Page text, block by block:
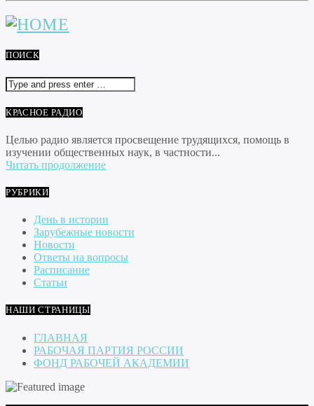
ПОИСК
КРАСНОЕ РАДИО
Целью радио является просвещение трудящихся, помощь в
изучении общественных наук, в частности...
Читать продолжение
РУБРИКИ
День в истории
Зарубежные новости
Новости
Ответы на вопросы
Расписание
Статьи
НАШИ СТРАНИЦЫ
ГЛАВНАЯ
РАБОЧАЯ ПАРТИЯ РОССИИ
ФОНД РАБОЧЕЙ АКАДЕМИИ